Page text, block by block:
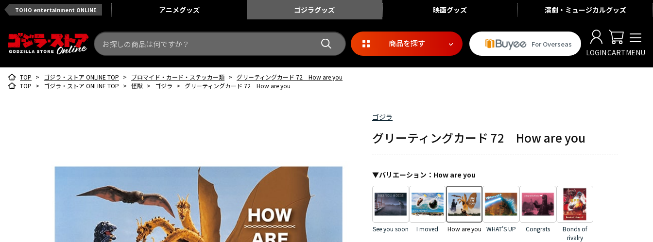
TOHO entertainment ONLINE アニメグッズ ゴジラグッズ 映画グッズ 演劇・ミュージカルグッズ
商品を探す For Overseas
LOGINCARTMENU
TOP > ゴジラ・ストア ONLINE TOP > ブロマイド・カード・ステッカー類 >
グリーティングカード 72 How are you
TOP > ゴジラ・ストア ONLINE TOP > 怪獣 > ゴジラ > グリーティングカード 72 How are you
ゴジラ
グリーティングカード 72 How are you
▼バリエーション ： How are you
See you soon I moved How are you WHAT'S UP Congrats
Bonds of
rivalry